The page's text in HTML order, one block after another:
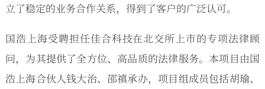
立了稳定的业务合作关系，得到了客户的广泛认可。
国浩上海受聘担任佳合科技在北交所上市的专项法律顾
问，为其提供了全方位、高品质的法律服务。本项目由国
浩上海合伙人钱大治、邵禛承办，项目组成员包括胡瑜、